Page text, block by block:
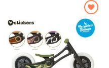
Dodajte
na listu
želja